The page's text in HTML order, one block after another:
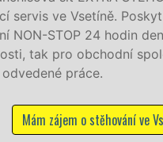
Vsetíně. Poskytujeme
24 hodin denně, 7
obchodní společnosti,
práce.
zájem o stěhování ve Vsetíně